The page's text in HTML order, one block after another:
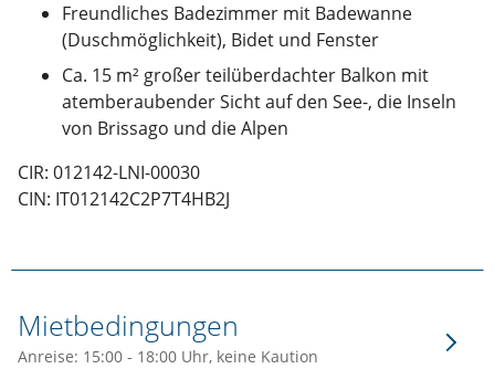
Freundliches Badezimmer mit Badewanne
(Duschmöglichkeit), Bidet und Fenster
Ca. 15 m² großer teilüberdachter Balkon mit
atemberaubender Sicht auf den See-, die Inseln
von Brissago und die Alpen
CIR: 012142-LNI-00030
CIN: IT012142C2P7T4HB2J
Mietbedingungen
Anreise: 15:00 - 18:00 Uhr, keine Kaution